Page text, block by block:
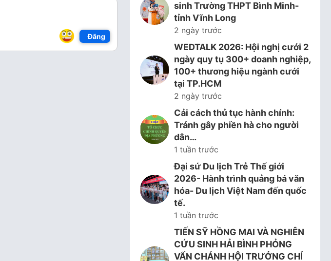
Đăng
sinh Trường THPT Bình Minh-
tỉnh Vĩnh Long
2 ngày trước
WEDTALK 2026: Hội nghị cưới 2
ngày quy tụ 300+ doanh nghiệp,
100+ thương hiệu ngành cưới
tại TP.HCM
2 ngày trước
Cải cách thủ tục hành chính:
Tránh gây phiền hà cho người
dân…
1 tuần trước
Đại sứ Du lịch Trẻ Thế giới
2026- Hành trình quảng bá văn
hóa- Du lịch Việt Nam đến quốc
tế.
1 tuần trước
TIẾN SỸ HỒNG MAI VÀ NGHIÊN
CỨU SINH HẢI BÌNH PHỎNG
VẤN CHÁNH HỘI TRƯỞNG CHÍ